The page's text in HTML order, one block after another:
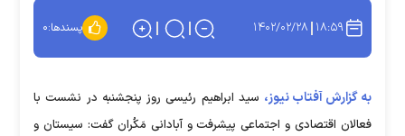
۱۸:۵۹ ۱۴۰۲/۰۲/۲۸ پسندها:۰
به گزارش آفتاب نیوز، سید ابراهیم رئیسی روز پنجشنبه در نشست با
فعالان اقتصادی و اجتماعی پیشرفت و آبادانی مَکُران گفت: سیستان و